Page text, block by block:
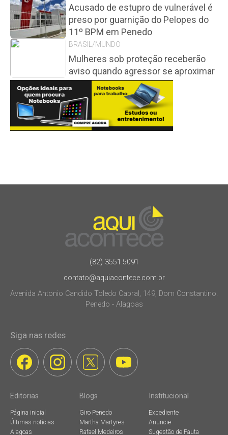
Acusado de estupro de vulnerável é
preso por guarnição do Pelopes do
11º BPM em Penedo
BRASIL/MUNDO
Mulheres sob proteção receberão
aviso quando agressor se aproximar
(82) 3551.5091
contato@aquiacontece.com.br
Avenida Antonio Candido Toledo Cabral, 149, Dom Constantino.
Penedo - Alagoas
Siga nas redes
Editorias
Página inicial
Últimas notícias
Alagoas
Blogs
Giro Penedo
Martha Martyres
Rafael Medeiros
Institucional
Expediente
Anuncie
Sugestão de Pauta